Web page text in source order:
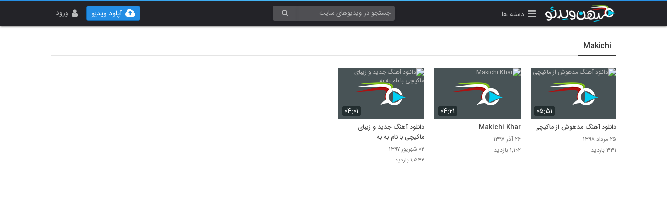
دسته ها ورود آپلود ویدیو
Makichi
۰۵:۵۱
دانلود آهنگ مدهوش از ماکیچی
۲۵ مرداد ۱۳۹۸
۳۳۱ بازدید
۰۴:۲۱
Makichi Khar
۲۶ آذر ۱۳۹۷
۱,۱۰۲ بازدید
۰۴:۰۱
دانلود آهنگ جدید و زیبای
ماکیچی با نام به به
۰۲ شهریور ۱۳۹۷
۱,۵۴۲ بازدید